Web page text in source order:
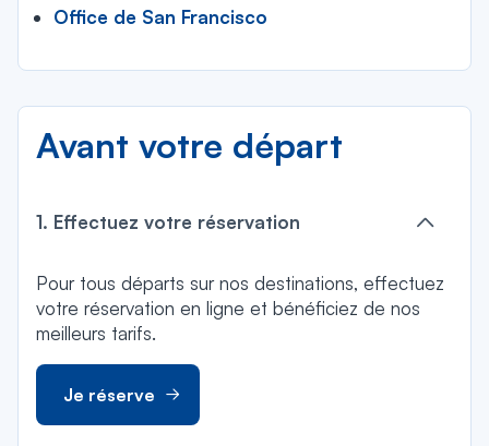
Office de San Francisco
Avant votre départ
1. Effectuez votre réservation
Pour tous départs sur nos destinations, effectuez
votre réservation en ligne et bénéficiez de nos
meilleurs tarifs.
Je réserve